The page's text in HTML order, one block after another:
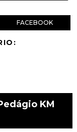
FACEBOOK
KM